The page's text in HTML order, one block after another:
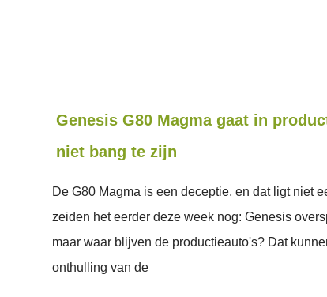
Genesis G80 Magma gaat in
niet bang te zijn
De G80 Magma is een deceptie, en dat ligt niet
zeiden het eerder deze week nog: Genesis
maar waar blijven de productieauto's? Dat
onthulling van de